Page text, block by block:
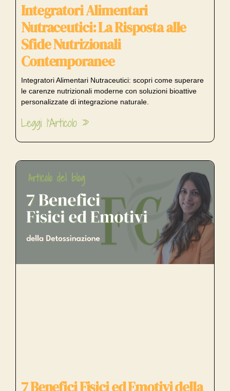
Integratori Alimentari
Nutraceutici: La Risposta alle
Sfide Nutrizionali
Contemporanee
Integratori Alimentari Nutraceutici: scopri come superare
le carenze nutrizionali moderne con soluzioni bioattive
personalizzate di integrazione naturale.
Leggi l'Articolo »